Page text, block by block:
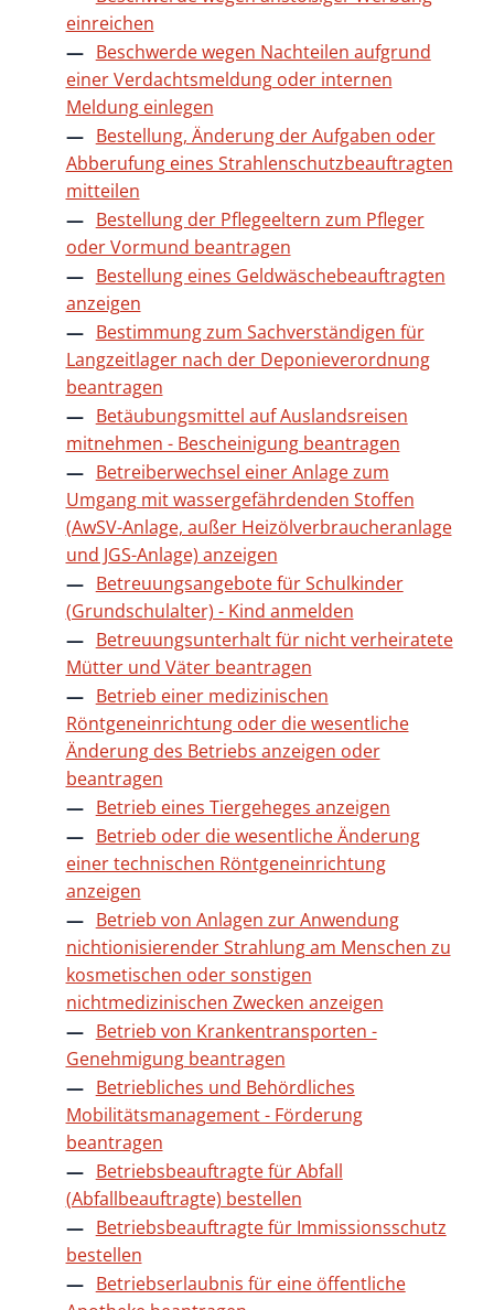
einreichen
Beschwerde wegen Nachteilen aufgrund
einer Verdachtsmeldung oder internen
Meldung einlegen
Bestellung, Änderung der Aufgaben oder
Abberufung eines Strahlenschutzbeauftragten
mitteilen
Bestellung der Pflegeeltern zum Pfleger
oder Vormund beantragen
Bestellung eines Geldwäschebeauftragten
anzeigen
Bestimmung zum Sachverständigen für
Langzeitlager nach der Deponieverordnung
beantragen
Betäubungsmittel auf Auslandsreisen
mitnehmen - Bescheinigung beantragen
Betreiberwechsel einer Anlage zum
Umgang mit wassergefährdenden Stoffen
(AwSV-Anlage, außer Heizölverbraucheranlage
und JGS-Anlage) anzeigen
Betreuungsangebote für Schulkinder
(Grundschulalter) - Kind anmelden
Betreuungsunterhalt für nicht verheiratete
Mütter und Väter beantragen
Betrieb einer medizinischen
Röntgeneinrichtung oder die wesentliche
Änderung des Betriebs anzeigen oder
beantragen
Betrieb eines Tiergeheges anzeigen
Betrieb oder die wesentliche Änderung
einer technischen Röntgeneinrichtung
anzeigen
Betrieb von Anlagen zur Anwendung
nichtionisierender Strahlung am Menschen zu
kosmetischen oder sonstigen
nichtmedizinischen Zwecken anzeigen
Betrieb von Krankentransporten -
Genehmigung beantragen
Betriebliches und Behördliches
Mobilitätsmanagement - Förderung
beantragen
Betriebsbeauftragte für Abfall
(Abfallbeauftragte) bestellen
Betriebsbeauftragte für Immissionsschutz
bestellen
Betriebserlaubnis für eine öffentliche